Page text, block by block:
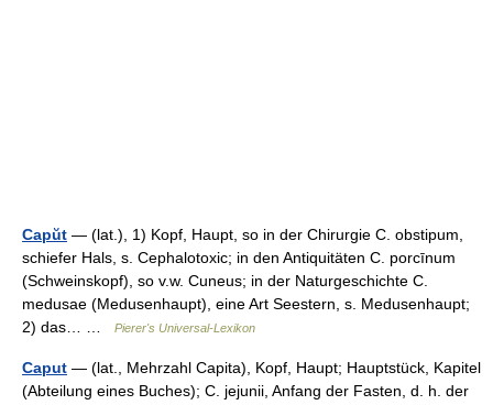
Capŭt — (lat.), 1) Kopf, Haupt, so in der Chirurgie C. obstipum,
schiefer Hals, s. Cephalotoxic; in den Antiquitäten C. porcīnum
(Schweinskopf), so v.w. Cuneus; in der Naturgeschichte C.
medusae (Medusenhaupt), eine Art Seestern, s. Medusenhaupt;
2) das… …
Pierer's Universal-Lexikon
Caput — (lat., Mehrzahl Capita), Kopf, Haupt; Hauptstück, Kapitel
(Abteilung eines Buches); C. jejunii, Anfang der Fasten, d. h. der